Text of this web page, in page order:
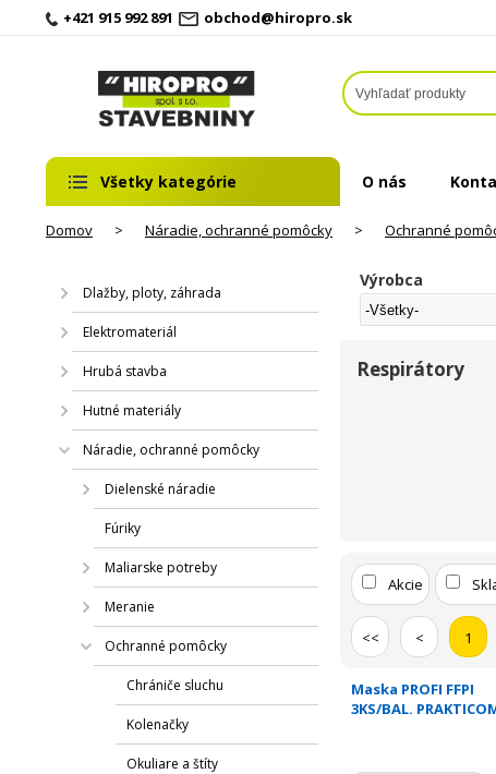
+421 915 992 891 obchod@hiropro.sk
Všetky kategórie O nás
Domov > Náradie, ochranné pomôcky > Ochranné
Dlažby, ploty, záhrada
Elektromateriál
Hrubá stavba
Hutné materiály
Náradie, ochranné pomôcky
Dielenské náradie
Fúriky
Maliarske potreby
Meranie
Ochranné pomôcky
Chrániče sluchu
Kolenačky
Okuliare a štíty
Výrobca
Respirátory
Akcie
<< < 1
Maska PROFI FFPI
3KS/BAL.